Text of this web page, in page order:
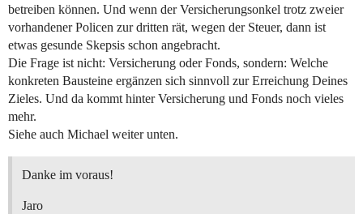
betreiben können. Und wenn der Versicherungsonkel trotz zweier
vorhandener Policen zur dritten rät, wegen der Steuer, dann ist
etwas gesunde Skepsis schon angebracht.
Die Frage ist nicht: Versicherung oder Fonds, sondern: Welche
konkreten Bausteine ergänzen sich sinnvoll zur Erreichung Deines
Zieles. Und da kommt hinter Versicherung und Fonds noch vieles
mehr.
Siehe auch Michael weiter unten.
Danke im voraus!
Jaro